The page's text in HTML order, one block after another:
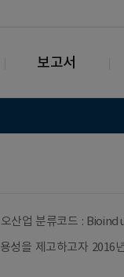
보고서
산업 분류코드 :
성을 제고하고자 2016